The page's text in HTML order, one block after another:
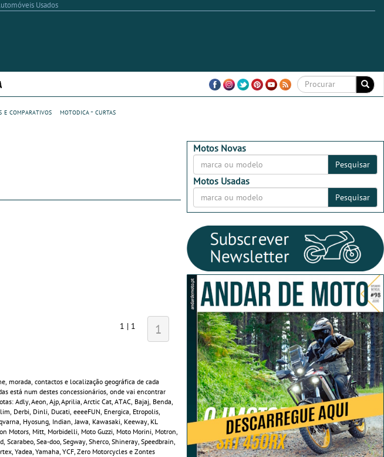
Usados
e comparativos
motodica - curtas
1 | 1 1
morada, contactos e localização geográfica de cada
está num destes concessionários, onde vai encontrar
Adly, Aeon, Ajp, Aprilia, Arctic Cat, ATAC, Bajaj, Benda,
Derbi, Dinli, Ducati, eeeeFUN, Energica, Etropolis,
Hyosung, Indian, Jawa, Kawasaki, Keeway, KL
Motors, Mitt, Morbidelli, Moto Guzzi, Moto Morini, Motron,
Sea-doo, Segway, Sherco, Shineray, Speedbrain,
Yadea, Yamaha, YCF, Zero Motorcycles e Zontes
Motos Novas
Pesquisar
Motos Usadas
Pesquisar